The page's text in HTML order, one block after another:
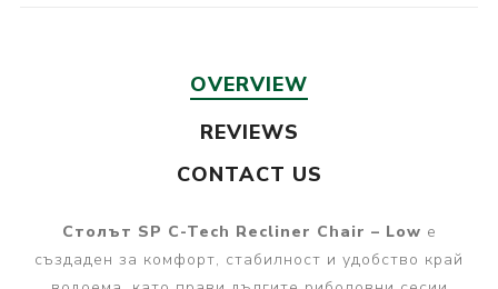
OVERVIEW
REVIEWS
CONTACT US
Столът SP C-Tech Recliner Chair – Low е
създаден за комфорт, стабилност и удобство край